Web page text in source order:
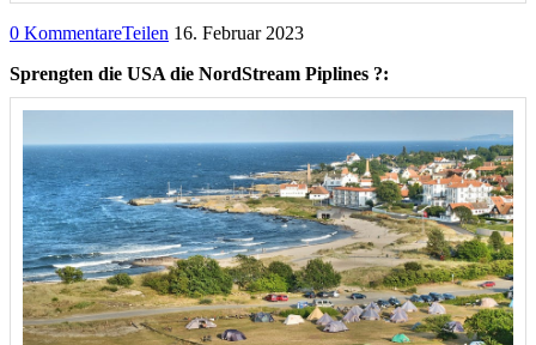
0 KommentareTeilen 16. Februar 2023
Sprengten die USA die NordStream Piplines ?: